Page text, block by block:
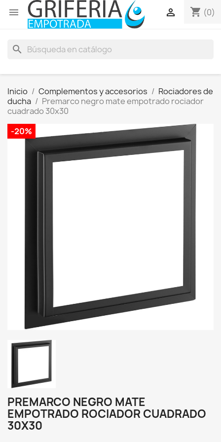
 shopping_cart (0)

search
Inicio Complementos y accesorios
Rociadores de
ducha
Premarco negro mate empotrado rociador
cuadrado 30x30
-20%
PREMARCO NEGRO MATE
EMPOTRADO ROCIADOR CUADRADO
30X30